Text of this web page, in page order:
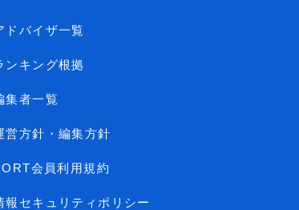
ドバイザ一覧
ンキング根拠
集者一覧
営方針・編集方針
会員利用規約
報セキュリティポリシー